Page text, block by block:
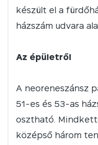
készült el a
házszám udvara
Az épületről
A neoreneszánsz
51-es és 53-as
osztható.
középső három